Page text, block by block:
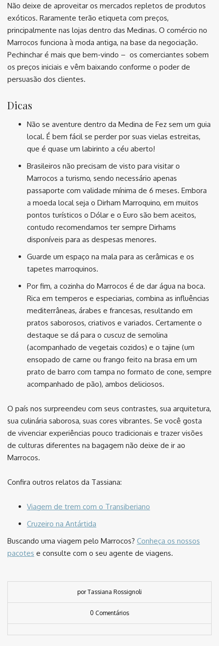
Não deixe de aproveitar os mercados repletos de produtos
exóticos. Raramente terão etiqueta com preços,
principalmente nas lojas dentro das Medinas. O comércio no
Marrocos funciona à moda antiga, na base da negociação.
Pechinchar é mais que bem-vindo – os comerciantes sobem
os preços iniciais e vêm baixando conforme o poder de
persuasão dos clientes.
Dicas
Não se aventure dentro da Medina de Fez sem um guia
local. É bem fácil se perder por suas vielas estreitas,
que é quase um labirinto a céu aberto!
Brasileiros não precisam de visto para visitar o
Marrocos a turismo, sendo necessário apenas
passaporte com validade mínima de 6 meses. Embora
a moeda local seja o Dirham Marroquino, em muitos
pontos turísticos o Dólar e o Euro são bem aceitos,
contudo recomendamos ter sempre Dirhams
disponíveis para as despesas menores.
Guarde um espaço na mala para as cerâmicas e os
tapetes marroquinos.
Por fim, a cozinha do Marrocos é de dar água na boca.
Rica em temperos e especiarias, combina as influências
mediterrâneas, árabes e francesas, resultando em
pratos saborosos, criativos e variados. Certamente o
destaque se dá para o cuscuz de semolina
(acompanhado de vegetais cozidos) e o tajine (um
ensopado de carne ou frango feito na brasa em um
prato de barro com tampa no formato de cone, sempre
acompanhado de pão), ambos deliciosos.
O país nos surpreendeu com seus contrastes, sua arquitetura,
sua culinária saborosa, suas cores vibrantes. Se você gosta
de vivenciar experiências pouco tradicionais e trazer visões
de culturas diferentes na bagagem não deixe de ir ao
Marrocos.
Confira outros relatos da Tassiana:
Viagem de trem com o Transiberiano
Cruzeiro na Antártida
Buscando uma viagem pelo Marrocos? Conheça os nossos
pacotes e consulte com o seu agente de viagens.
por Tassiana Rossignoli
0 Comentários